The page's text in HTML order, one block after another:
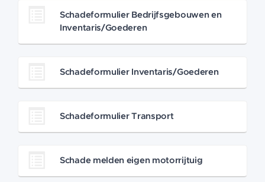
Schadeformulier Bedrijfsgebouwen en
Inventaris/Goederen
Schadeformulier Inventaris/Goederen
Schadeformulier Transport
Schade melden eigen motorrijtuig